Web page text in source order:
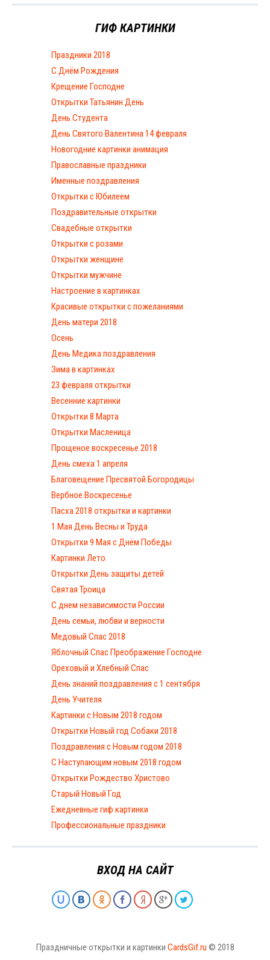
ГИФ КАРТИНКИ
Праздники 2018
С Днём Рождения
Крещение Господне
Открытки Татьянин День
День Студента
День Святого Валентина 14 февраля
Новогодние картинки анимация
Православные праздники
Именные поздравления
Открытки с Юбилеем
Поздравительные открытки
Свадебные открытки
Открытки с розами
Открытки женщине
Открытки мужчине
Настроение в картинках
Красивые открытки с пожеланиями
День матери 2018
Осень
День Медика поздравления
Зима в картинках
23 февраля открытки
Весенние картинки
Открытки 8 Марта
Открытки Масленица
Прощеное воскресенье 2018
День смеха 1 апреля
Благовещение Пресвятой Богородицы
Вербное Воскресенье
Пасха 2018 открытки и картинки
1 Мая День Весны и Труда
Открытки 9 Мая с Днём Победы
Картинки Лето
Открытки День защиты детей
Святая Троица
С днем независимости России
День семьи, любви и верности
Медовый Спас 2018
Яблочный Спас Преображение Господне
Ореховый и Хлебный Спас
День знаний поздравления с 1 сентября
День Учителя
Картинки с Новым 2018 годом
Открытки Новый год Собаки 2018
Поздравления с Новым годом 2018
С Наступающим новым 2018 годом
Открытки Рождество Христово
Старый Новый Год
Ежедневные гиф картинки
Профессиональные праздники
ВХОД НА САЙТ
Праздничные открытки и картинки CardsGif.ru © 2018